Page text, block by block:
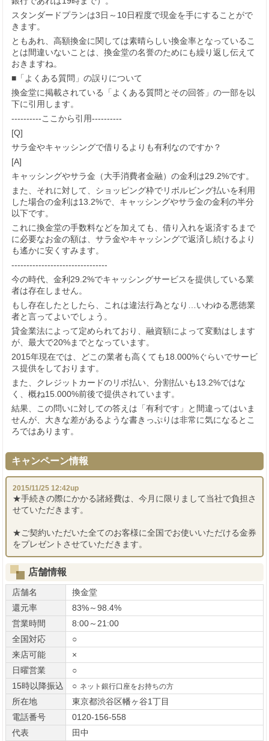
スタンダードプランは3日～10日程度で現金を手にすることがで
きます。
ともあれ、高額換金に関しては素晴らしい換金率となっているこ
とは間違いないことは、換金堂の名誉のためにも繰り返し伝えて
おきますね。
■「よくある質問」の誤りについて
換金堂に掲載されている「よくある質問とその回答」の一部を以
下に引用します。
----------ここから引用----------
[Q]
サラ金やキャッシングで借りるよりも有利なのですか？
[A]
キャッシングやサラ金（大手消費者金融）の金利は29.2%です。
また、それに対して、ショッピング枠でリボルビング払いを利用
した場合の金利は13.2%で、キャッシングやサラ金の金利の半分
以下です。
これに換金堂の手数料などを加えても、借り入れを返済するまで
に必要なお金の額は、サラ金やキャッシングで返済し続けるより
も遙かに安くすみます。
--------------------------------
今の時代、金利29.2%でキャッシングサービスを提供している業
者は存在しません。
もし存在したとしたら、これは違法行為となり…いわゆる悪徳業
者と言ってよいでしょう。
貸金業法によって定められており、融資額によって変動はします
が、最大で20%までとなっています。
2015年現在では、どこの業者も高くても18.000%ぐらいでサービ
ス提供をしております。
また、クレジットカードのリボ払い、分割払いも13.2%ではな
く、概ね15.000%前後で提供されています。
結果、この問いに対しての答えは「有利です」と間違ってはいま
せんが、大きな差があるような書きっぷりは非常に気になるとこ
ろではあります。
キャンペーン情報
2015/11/25 12:42up
★手続きの際にかかる諸経費は、今月に限りまして当社で負担さ
せていただきます。
★ご契約いただいた全てのお客様に全国でお使いいただける金券
をプレゼントさせていただきます。
店舗情報
店舗名
換金堂
還元率
83%～98.4%
営業時間
8:00～21:00
全国対応
○
来店可能
×
日曜営業
○
15時以降振込
○ ネット銀行口座をお持ちの方
所在地
東京都渋谷区幡ヶ谷1丁目
電話番号
0120-156-558
代表
田中